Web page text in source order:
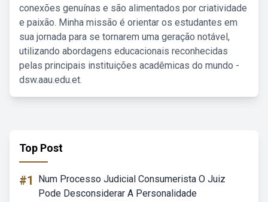
conexões genuínas e são alimentados por criatividade
e paixão. Minha missão é orientar os estudantes em
sua jornada para se tornarem uma geração notável,
utilizando abordagens educacionais reconhecidas
pelas principais instituições acadêmicas do mundo -
dsw.aau.edu.et.
Top Post
#1
Num Processo Judicial Consumerista O Juiz
Pode Desconsiderar A Personalidade